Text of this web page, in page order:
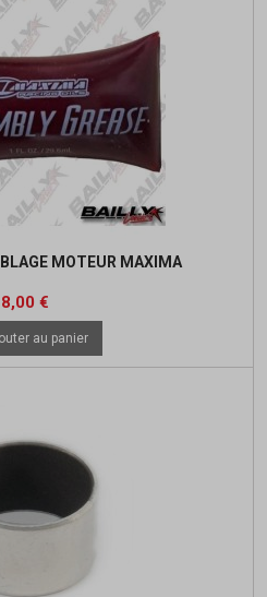
MOTEUR MAXIMA
Prix
8,00 €
au panier